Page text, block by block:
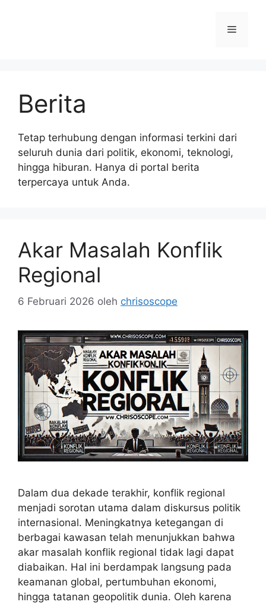
Menu
Berita
Tetap terhubung dengan informasi terkini dari
seluruh dunia dari politik, ekonomi, teknologi,
hingga hiburan. Hanya di portal berita
terpercaya untuk Anda.
Akar Masalah Konflik
Regional
6 Februari 2026 oleh chrisoscope
Dalam dua dekade terakhir, konflik regional
menjadi sorotan utama dalam diskursus politik
internasional. Meningkatnya ketegangan di
berbagai kawasan telah menunjukkan bahwa
akar masalah konflik regional tidak lagi dapat
diabaikan. Hal ini berdampak langsung pada
keamanan global, pertumbuhan ekonomi,
hingga tatanan geopolitik dunia. Oleh karena